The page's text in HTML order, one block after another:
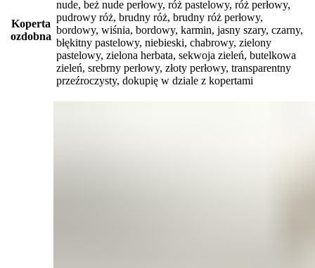
Koperta
ozdobna
nude, beż nude perłowy, róż pastelowy, róż perłowy,
pudrowy róż, brudny róż, brudny róż perłowy,
bordowy, wiśnia, bordowy, karmin, jasny szary, czarny,
błękitny pastelowy, niebieski, chabrowy, zielony
pastelowy, zielona herbata, sekwoja zieleń, butelkowa
zieleń, srebrny perłowy, złoty perłowy, transparentny
przeźroczysty, dokupię w dziale z kopertami